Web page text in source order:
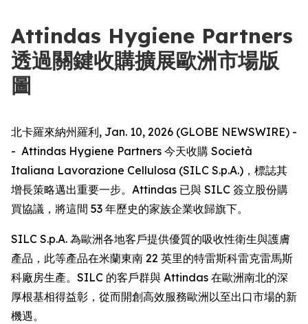
Attindas Hygiene Partners
透過關鍵收購擴展歐洲市場版
圖
北卡羅來納州羅利, Jan. 10, 2026 (GLOBE NEWSWIRE) -
- Attindas Hygiene Partners 今天收購 Società
Italiana Lavorazione Cellulosa (SILC S.p.A.)，標誌其
增長策略邁出重要一步。Attindas 已與 SILC 簽立股份購
買協議，將這間 53 年歷史的家族企業收歸旗下。
SILC S.p.A. 為歐洲各地客戶提供優質的吸收性衛生與護膚
產品，此等產品在米蘭東南 22 英里的特雷斯科雷克雷馬斯
科廠房生產。SILC 的客戶群與 Attindas 在歐洲南北的深
厚根基相得益彰，從而開創高效服務歐洲以至出口市場的新
機遇。